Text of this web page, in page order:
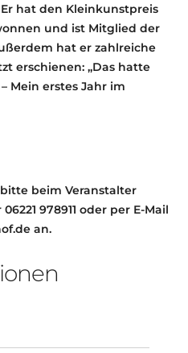
hat den Kleinkunstpreis
und ist Mitglied der
hat er zahlreiche
erschienen: „Das hatte
Mein erstes Jahr im
beim Veranstalter
978911 oder per E-Mail
an.